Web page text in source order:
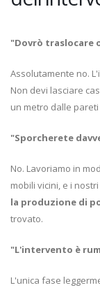
"Dovrò traslocare
Assolutamente no.
Non devi lasciare
un metro dalle
"Sporcherete
No. Lavoriamo in
mobili vicini, e i
la produzione di
trovato.
"L'intervento è
L'unica fase